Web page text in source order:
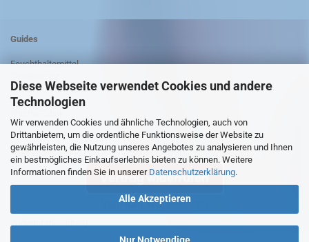
Diese Webseite verwendet Cookies und andere
Technologien
Wir verwenden Cookies und ähnliche Technologien, auch von
Drittanbietern, um die ordentliche Funktionsweise der Website zu
gewährleisten, die Nutzung unseres Angebotes zu analysieren und Ihnen
ein bestmögliches Einkaufserlebnis bieten zu können. Weitere
Informationen finden Sie in unserer Datenschutzerklärung.
Alle Akzeptieren
Nur Notwendige
Guides
Feuchthaltemittel
Anleitung Shisha rauchen
Shisha-Kohle
WIEDERRUFSRECHT
VERTRAG WIDERRUFEN
Widerrufsbelehrung